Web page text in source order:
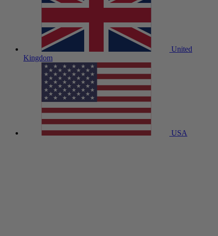
United
Kingdom
USA